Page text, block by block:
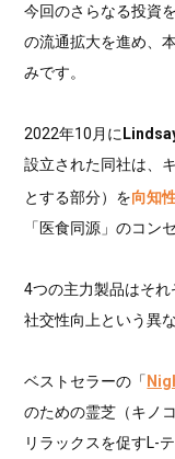
今回のさらなる投資
の流通拡大を進め、
みです。
2022年10月に
設立された同社は、
とする部分）を向知
「医食同源」のコン
4つの主力製品はそれ
社交性向上という異
ベストセラーの「
のための霊芝（キノ
リラックスを促すL-